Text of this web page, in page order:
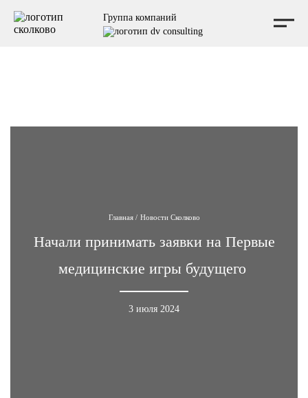
Мы независимая консалтинговая компания, не аффилированная с Фондом Сколково, и не
выступаем от его имени.
Группа компаний
Главная / Новости Сколково
Начали принимать заявки на Первые
медицинские игры будущего
3 июля 2024